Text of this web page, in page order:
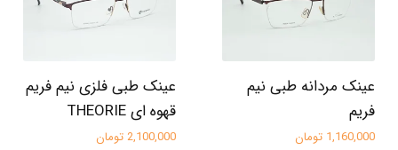
عینک مردانه طبی نیم
فریم
1,160,000 تومان
عینک طبی فلزی نیم فریم
قهوه ای THEORIE
2,100,000 تومان